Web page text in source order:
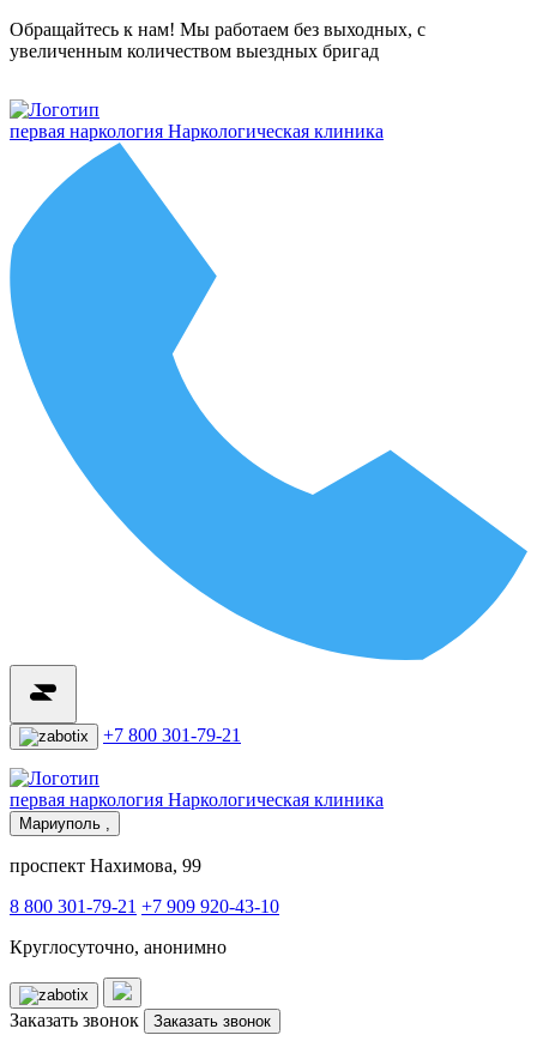
Обращайтесь к нам! Мы работаем без выходных, с
увеличенным количеством выездных бригад
первая наркология Наркологическая клиника
+7 800 301-79-21
первая наркология Наркологическая клиника
Мариуполь ,
проспект Нахимова, 99
8 800 301-79-21 +7 909 920-43-10
Круглосуточно, анонимно
Заказать звонок Заказать звонок